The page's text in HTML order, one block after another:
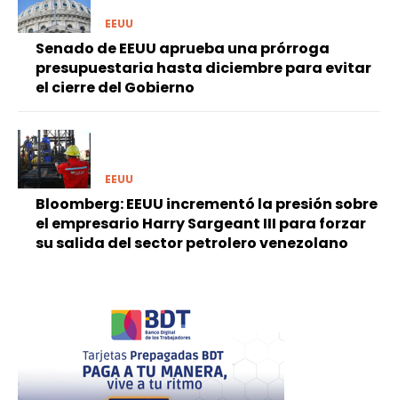
EEUU
Senado de EEUU aprueba una prórroga
presupuestaria hasta diciembre para evitar
el cierre del Gobierno
EEUU
Bloomberg: EEUU incrementó la presión sobre
el empresario Harry Sargeant III para forzar
su salida del sector petrolero venezolano